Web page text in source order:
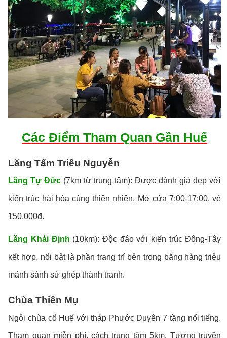
Các Điểm Tham Quan Gần Huế
Lăng Tẩm Triều Nguyễn
Lăng Tự Đức (7km từ trung tâm): Được đánh giá đẹp với
kiến trúc hài hòa cùng thiên nhiên. Mở cửa 7:00-17:00, vé
150.000đ.
Lăng Khải Định (10km): Độc đáo với kiến trúc Đông-Tây
kết hợp, nổi bật là phần trang trí bên trong bằng hàng triệu
mảnh sành sứ ghép thành tranh.
Chùa Thiên Mụ
Ngôi chùa cổ Huế với tháp Phước Duyên 7 tầng nổi tiếng.
Tham quan miễn phí, cách trung tâm 5km. Tương truyền